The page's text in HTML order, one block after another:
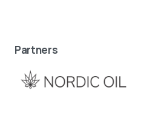
Partners